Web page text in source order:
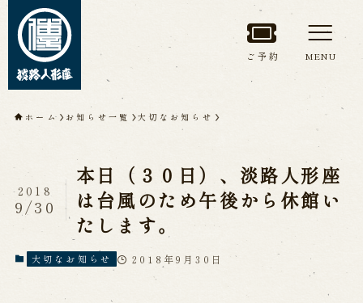
トップページ
淡路人形座について
淡路人形座とは
座員紹介
人間国宝 故鶴澤友路師匠
淡路人形座の成り立ち
淡路人形座で研修した人々
淡路人形浄瑠璃を受け継いで
ご予約 MENU
ホーム お知らせ一覧 大切なお知らせ
本日（３０日）、淡路人形座
は台風のため午後から休館い
たします。
2018
9/30
大切なお知らせ 2018年9月30日